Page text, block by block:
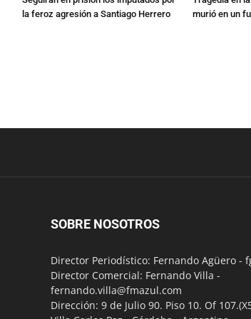
la feroz agresión a Santiago Herrero
murió en un
SOBRE NOSOTROS
Director Periodístico: Fernando Agüero -
Director Comercial: Fernando Villa -
fernando.villa@fmazul.com
Dirección: 9 de Julio 90. Piso 10. Of